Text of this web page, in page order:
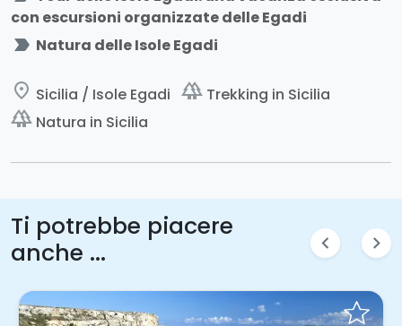
con escursioni organizzate delle Egadi
label_important Natura delle Isole Egadi
place Sicilia / Isole Egadi forest Trekking in Sicilia
forest Natura in Sicilia
Ti potrebbe piacere
anche ...
chevron_left chevron_right